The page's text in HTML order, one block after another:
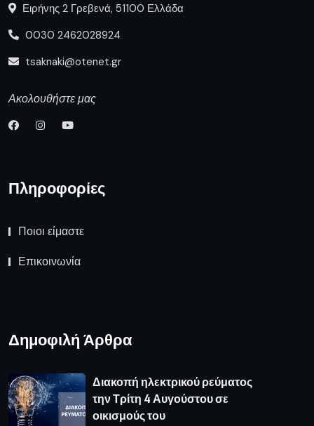
Ειρήνης 2 Γρεβενά, 51100 Ελλάδα
0030 2462028924
tsaknaki@otenet.gr
Ακολουθήστε μας
Πληροφορίες
Ποιοι είμαστε
Επικοινωνία
Δημοφιλή Άρθρα
Διακοπή ηλεκτρικού ρεύματος
την Τρίτη 4 Αυγούστου σε
οικισμούς του